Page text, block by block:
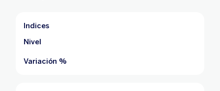
Indices
Nivel
Variación %